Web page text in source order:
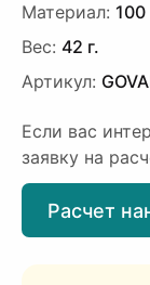
Материал:
Вес: 42 г.
Артикул:
Если вас
заявку на
Расчет